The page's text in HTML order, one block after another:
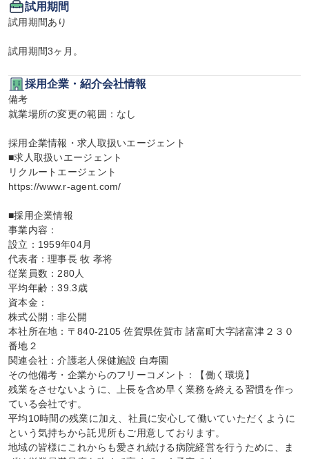
試用期間
試用期間あり
試用期間3ヶ月。
採用企業・紹介会社情報
備考
就業場所の変更の範囲：なし
採用企業情報・求人取扱いエージェント
■求人取扱いエージェント
リクルートエージェント
https://www.r-agent.com/
■採用企業情報
事業内容：
設立：1959年04月
代表者：理事長 牧 孝将
従業員数：280人
平均年齢：39.3歳
資本金：
株式公開：非公開
本社所在地：〒840-2105 佐賀県佐賀市 諸富町大字諸富津２３０
番地２
関連会社：介護老人保健施設 白寿園
その他備考・企業からのフリーコメント：【働く環境】
残業をさせないように、上長を含め早く業務を終える習慣を作っ
ている会社です。
平均10時間の残業に加え、社員に安心して働いていただくように
という気持ちから託児所もご用意しております。
地域の皆様にこれからも愛され続ける病院経営を行うために、ま